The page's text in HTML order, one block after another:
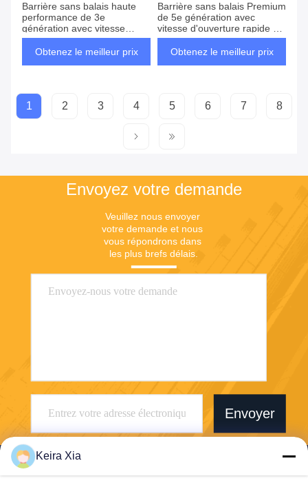
Barrière sans balais haute
performance de 3e
génération avec vitesse
réglable 1,5S-6S
Obtenez le meilleur prix
Barrière sans balais Premium
de 5e génération avec
vitesse d'ouverture rapide de
1,2S-3S
Obtenez le meilleur prix
1 2 3 4 5 6 7 8
Envoyez votre demande
Veuillez nous envoyer
votre demande et nous
vous répondrons dans
les plus brefs délais.
Envoyer
Keira Xia